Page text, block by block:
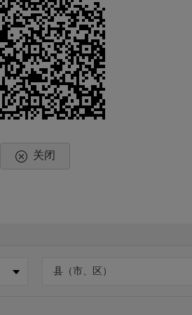
关闭
县（市、区）